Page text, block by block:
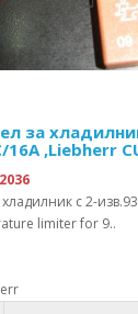
за
16A ,Liebherr
с 2-
limiter for 9..